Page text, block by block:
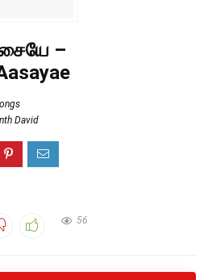
–
David
56